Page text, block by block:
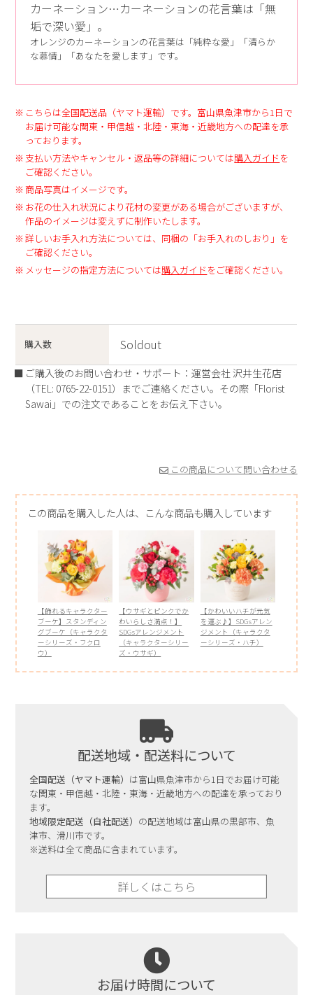
カーネーション…カーネーションの花言葉は「無
垢で深い愛」。
オレンジのカーネーションの花言葉は「純粋な愛」「清らか
な慕情」「あなたを愛します」です。
こちらは全国配送品（ヤマト運輸）です。富山県魚津市から1日で
お届け可能な関東・甲信越・北陸・東海・近畿地方への配達を承
っております。
支払い方法やキャンセル・返品等の詳細については購入ガイド を
ご確認ください。
商品写真はイメージです。
お花の仕入れ状況により花材の変更がある場合がございますが、
作品のイメージは変えずに制作いたします。
詳しいお手入れ方法については、同梱の「お手入れのしおり」を
ご確認ください。
メッセージの指定方法については購入ガイド をご確認ください。
購入数 Soldout
ご購入後のお問い合わせ・サポート：運営会社 沢井生花店
（TEL: 0765-22-0151）までご連絡ください。その際「Florist
Sawai」での注文であることをお伝え下さい。
この商品について問い合わせる
この商品を購入した人は、こんな商品も購入しています
【飾れるキャラクター
ブーケ】スタンディン
グブーケ（キャラクタ
ーシリーズ・フクロ
ウ）
【ウサギとピンクでか
わいらしさ満点！】
SDGsアレンジメント
（キャラクターシリー
ズ・ウサギ）
【かわいいハチが元気
を運ぶ♪】SDGsアレン
ジメント（キャラクタ
ーシリーズ・ハチ）
配送地域・配送料について
全国配送（ヤマト運輸） は富山県魚津市から1日でお届け可能
な関東・甲信越・北陸・東海・近畿地方への配達を承っており
ます。
地域限定配送（自社配送） の配送地域は富山県の黒部市、魚
津市、滑川市です。
※送料は全て商品に含まれています。
詳しくはこちら
お届け時間について